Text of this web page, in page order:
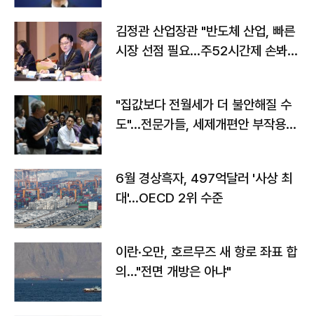
김정관 산업장관 "반도체 산업, 빠른
시장 선점 필요…주52시간제 손봐
"집값보다 전월세가 더 불안해질 수
도"…전문가들, 세제개편안 부작용
6월 경상흑자, 497억달러 '사상 최
대'…OECD 2위 수준
이란·오만, 호르무즈 새 항로 좌표 합
의…"전면 개방은 아냐"